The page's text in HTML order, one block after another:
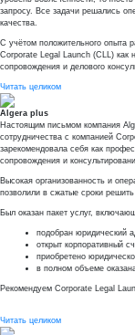
запросу. Все задачи решались
качества.
С учётом положительного опыта
Corporate Legal Launch (CLL) как
сопровождения и делового
Читать целиком
Algera plus
Настоящим письмом компания
сотрудничества с компанией
зарекомендовала себя как
сопровождения и
Высокая организованность и
позволили в сжатые сроки
Был оказан пакет услуг,
подобран юридический
открыт корпоративный
приобретено
в полном объеме
Рекомендуем Corporate Legal
Читать целиком